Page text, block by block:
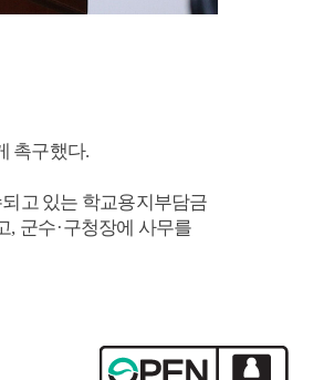
촉구했다.
고 있는 학교용지부담금
, 군수·구청장에 사무를